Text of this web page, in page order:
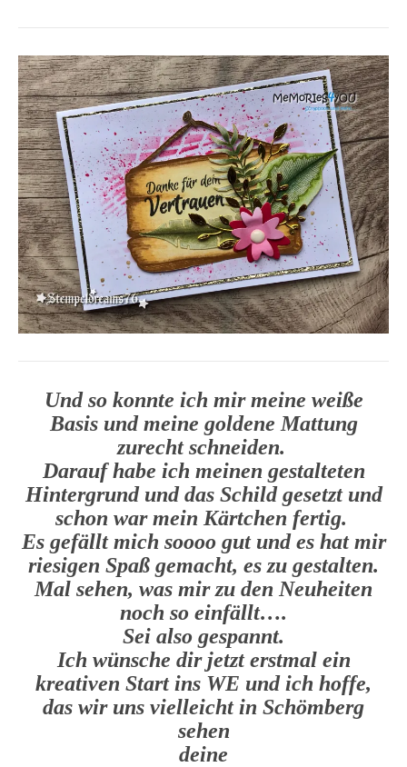
Und so konnte ich mir meine weiße
Basis und meine goldene Mattung
zurecht schneiden.
Darauf habe ich meinen gestalteten
Hintergrund und das Schild gesetzt und
schon war mein Kärtchen fertig.
Es gefällt mich soooo gut und es hat mir
riesigen Spaß gemacht, es zu gestalten.
Mal sehen, was mir zu den Neuheiten
noch so einfällt….
Sei also gespannt.
Ich wünsche dir jetzt erstmal ein
kreativen Start ins WE und ich hoffe,
das wir uns vielleicht in Schömberg
sehen
deine